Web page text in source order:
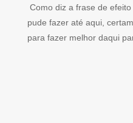
Como diz a frase de
pude fazer até aqui,
para fazer melhor daqui